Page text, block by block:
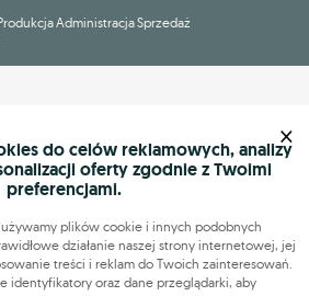
AdministracjaSprzedaż
do celów reklamowych, analizy
oferty zgodnie z Twoimi
preferencjami.
plików cookie i innych podobnych
działanie naszej strony internetowej, jej
treści i reklam do Twoich zainteresowań.
identyfikatory oraz dane przeglądarki, aby
×